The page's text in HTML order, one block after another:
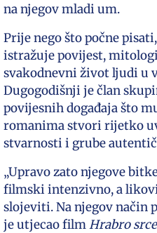
na njegov mladi um.
Prije nego što počne
istražuje povijest,
svakodnevni život ljudi u
Dugogodišnji je član
povijesnih događaja što
romanima stvori rijetko
stvarnosti i grube
„Upravo zato njegove
filmski intenzivno, a
slojeviti. Na njegov način
je utjecao filmHrabro srce